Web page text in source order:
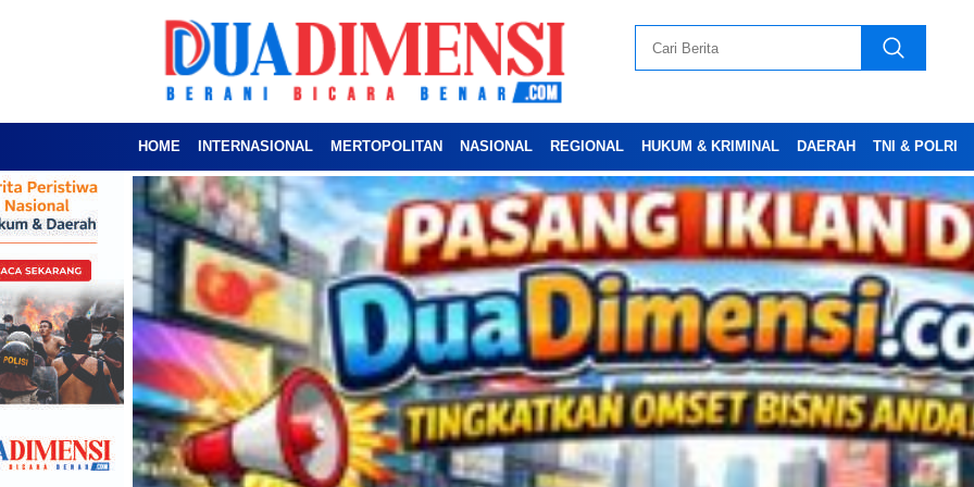
HOME INTERNASIONAL MERTOPOLITAN NASIONAL REGIONAL HUKUM & KRIMINAL DAERAH TNI & POLRI
Advertesment